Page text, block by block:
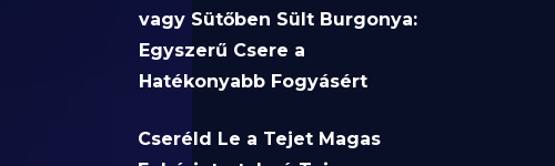
vagy Sütőben Sült Burgonya:
Egyszerű Csere a
Hatékonyabb Fogyásért
Cseréld Le a Tejet Magas